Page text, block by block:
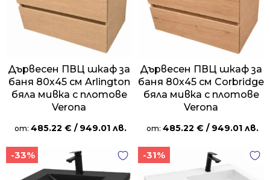
Дървесен ПВЦ шкаф за
баня 80х45 см Arlington
бяла мивка с плотове
Verona
от: 485.22 € / 949.01 лв.
Дървесен ПВЦ шкаф за
баня 80х45 см Corbridge
бяла мивка с плотове
Verona
от: 485.22 € / 949.01 лв.
-33% -31%